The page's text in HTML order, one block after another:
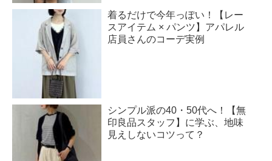
着るだけで今年っぽい！【レー
スアイテム × パンツ】アパレル
店員さんのコーデ実例
シンプル派の40・50代へ！【無
印良品スタッフ】に学ぶ、地味
見えしないコツって？